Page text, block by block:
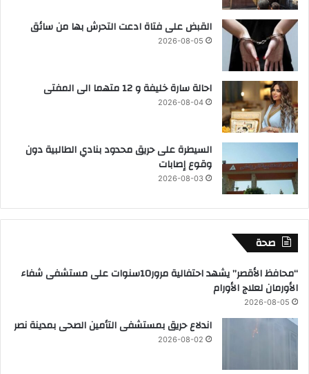
القبض على فتاة ادعت التحرش بها من سائق
2026-08-05
احالة سارة خليفة و 12 متهما الى المفتى
2026-08-04
السيطرة على حريق محدود بنادي الطالبية دون
وقوع إصابات
2026-08-03
صحة
“محافظ الأقصر” يشهد احتفالية مرور10سنوات على مستشفى شفاء
الأورمان لعلاج الأورام
2026-08-05
اندلاع حريق بمستشفى التأمين الصحى بمدينة نصر
2026-08-02